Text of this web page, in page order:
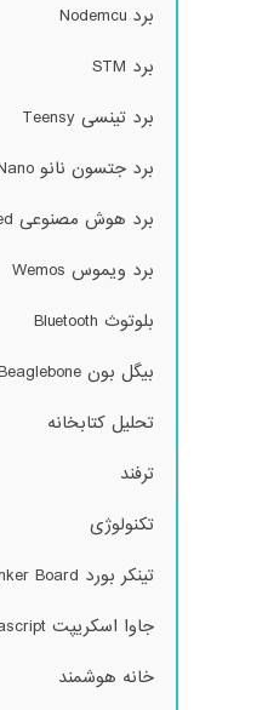
برد Nodemcu
برد STM
برد تینسی Teensy
برد جتسون نانو Jetson Nano
برد هوش مصنوعی Sipeed
برد ویموس Wemos
بلوتوث Bluetooth
بیگل بون Beaglebone
تحلیل کتابخانه
ترفند
تکنولوژی
تینکر بورد Tinker Board
جاوا اسکریپت Javascript
خانه هوشمند